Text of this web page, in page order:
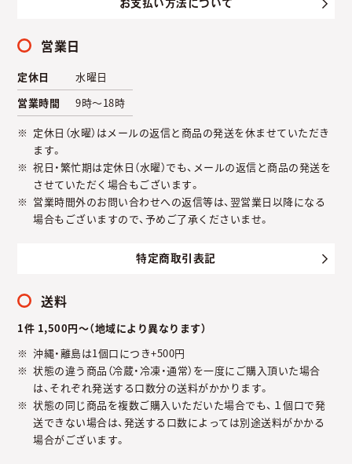
お支払い方法について
営業日
定休日
水曜日
営業時間
9時～18時
定休日（水曜）はメールの返信と商品の発送を休ませていただき
ます。
祝日・繁忙期は定休日（水曜）でも、メールの返信と商品の発送を
させていただく場合もございます。
営業時間外のお問い合わせへの返信等は、翌営業日以降になる
場合もございますので、予めご了承くださいませ。
特定商取引表記
送料
1件 1,500円～（地域により異なります）
沖縄・離島は1個口につき+500円
状態の違う商品（冷蔵・冷凍・通常）を一度にご購入頂いた場合
は、それぞれ発送する口数分の送料がかかります。
状態の同じ商品を複数ご購入いただいた場合でも、１個口で発
送できない場合は、発送する口数によっては別途送料がかかる
場合がございます。